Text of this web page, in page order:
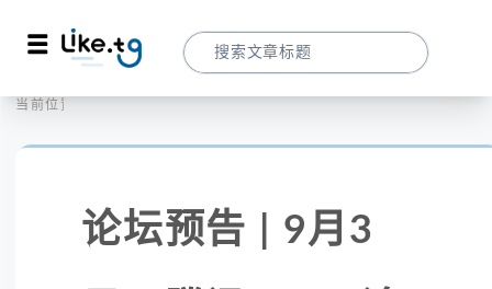
当前位置：
论坛预告 | 9月3